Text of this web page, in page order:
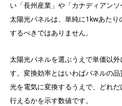
い「長州産業」や「カナディアンソ
太陽光パネルは、単純に1kwあた
するべきではありません。
太陽光パネルを選ぶうえで単価以
す。変換効率とはいわばパネルの
光を電気に変換するうえで、どれ
行えるかを示す数値です。